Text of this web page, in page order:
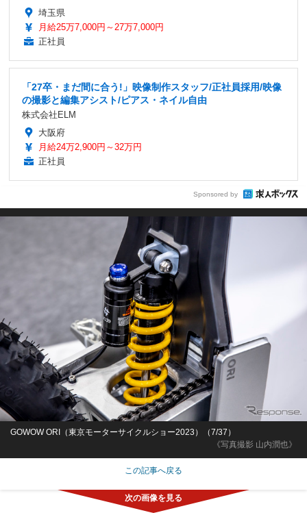
埼玉県
月給25万7,000円～27万7,000円
正社員
「27卒・まだ間に合う!」映像制作スタッフ/正社員採用/映像
の撮影と編集アシスト/ピアス・ネイル自由
株式会社ELM
大阪府
月給24万2,900円～32万円
正社員
Sponsored by
《写真撮影 山内潤也》
GOWOW ORI（東京モーターサイクルショー2023）（7/37）
この記事へ戻る